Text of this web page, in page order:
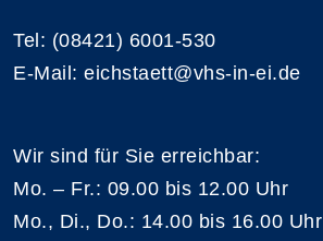
Tel: (08421) 6001-530
E-Mail: eichstaett@vhs-in-ei.de
Wir sind für Sie erreichbar:
Mo. – Fr.: 09.00 bis 12.00 Uhr
Mo., Di., Do.: 14.00 bis 16.00 Uhr